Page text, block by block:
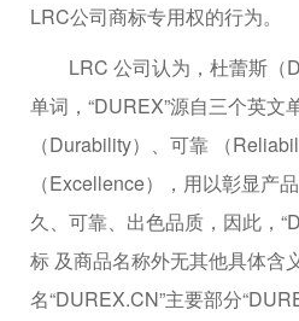
LRC公司商标专用权的行为。
LRC 公司认为，杜蕾斯（
单词，“DUREX”源自三个英文
（Durability）、可靠 （
（Excellence），用以彰显产
久、可靠、出色品质，因此，
标 及商品名称外无其他具体含
名“DUREX.CN”主要部分